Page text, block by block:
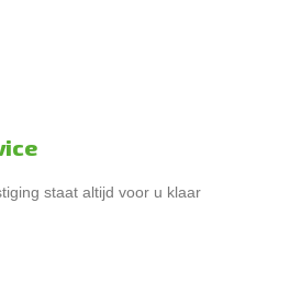
staat altijd voor u klaar